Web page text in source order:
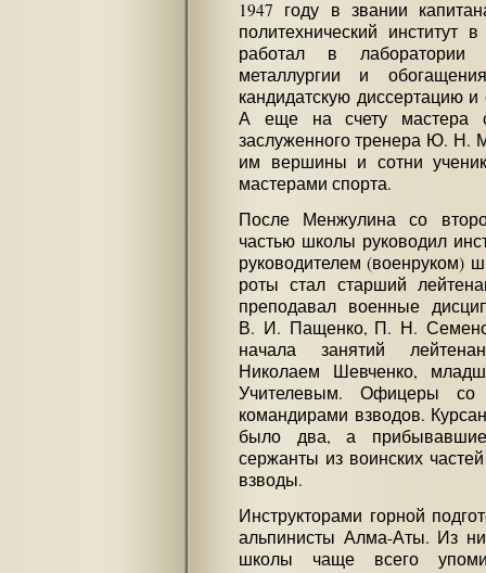
1947 году в звании
политехнический
работал в лаборатории
металлургии и
кандидатскую диссертацию
А еще на счету мастера
заслуженного тренера Ю. Н.
им вершины и сотни
мастерами спорта.
После Менжулина со
частью школы руководил
руководителем (военруком)
роты стал старший
преподавал военные
В. И. Пащенко, П. Н.
начала занятий
Николаем Шевченко,
Учителевым. Офицеры со
командирами взводов.
было два, а
сержанты из воинских
взводы.
Инструкторами горной
альпинисты Алма-Аты. Из
школы чаще всего